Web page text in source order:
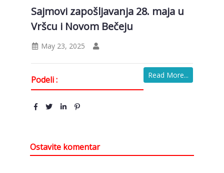
Sajmovi zapošljavanja 28. maja u
Vršcu i Novom Bečeju
May 23, 2025
Read More...
Podeli :
Ostavite komentar